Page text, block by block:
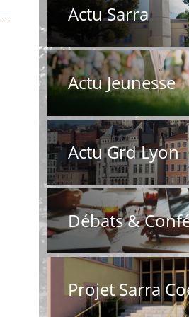
Actu Sarra
Actu Jeunesse
Actu Grd Lyon
Débats &
Projet Sarra